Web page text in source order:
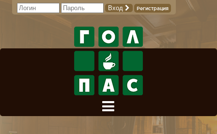
Вход Регистрация